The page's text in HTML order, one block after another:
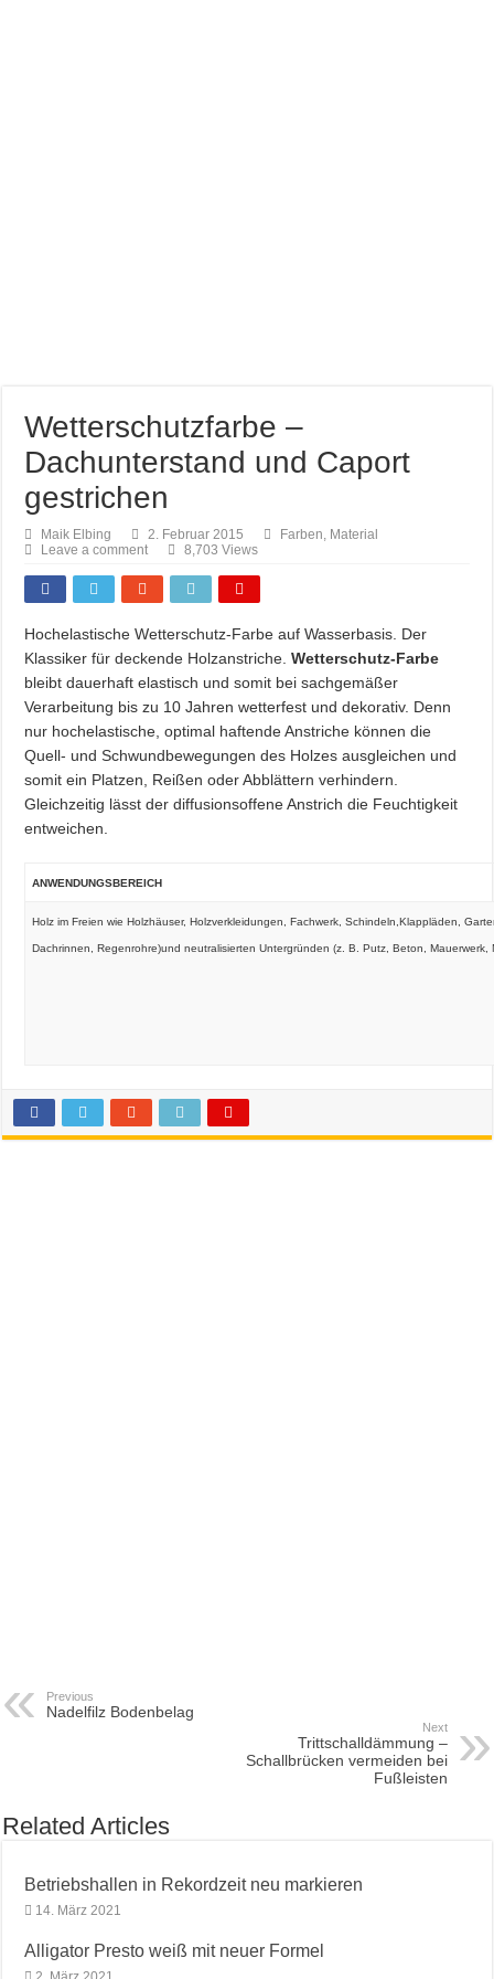
Wetterschutzfarbe –
Dachunterstand und Caport
gestrichen
Maik Elbing 2. Februar 2015 Farben, Material
Leave a comment
8,703 Views
Hochelastische Wetterschutz-Farbe auf Wasserbasis. Der
Klassiker für deckende Holzanstriche.Wetterschutz-Farbe
bleibt dauerhaft elastisch und somit bei sachgemäßer
Verarbeitung bis zu 10 Jahren wetterfest und dekorativ. Denn
nur hochelastische, optimal haftende Anstriche können die
Quell- und Schwundbewegungen des Holzes ausgleichen und
somit ein Platzen, Reißen oder Abblättern verhindern.
Gleichzeitig lässt der diffusionsoffene Anstrich die Feuchtigkeit
entweichen.
ANWENDUNGSBEREICH
Holz im Freien wie Holzhäuser, Holzverkleidungen, Fachwerk, Schindeln,Klappläden,
Dachrinnen, Regenrohre)und neutralisierten Untergründen (z. B. Putz, Beton, Mauerwerk,
Previous
Nadelfilz Bodenbelag
Next
Trittschalldämmung –
Schallbrücken vermeiden bei
Fußleisten
Related Articles
Betriebshallen in Rekordzeit neu markieren
14. März 2021
Alligator Presto weiß mit neuer Formel